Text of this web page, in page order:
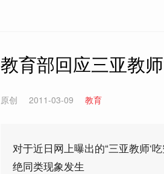
教育部回应三亚教
原创 2011-03-09 教育
对于近日网上曝出的“三亚教师‘
绝同类现象发生